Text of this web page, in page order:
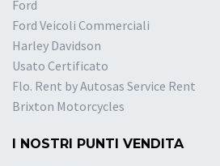
Ford
Ford Veicoli Commerciali
Harley Davidson
Usato Certificato
Flo. Rent by Autosas Service Rent
Brixton Motorcycles
I NOSTRI PUNTI VENDITA